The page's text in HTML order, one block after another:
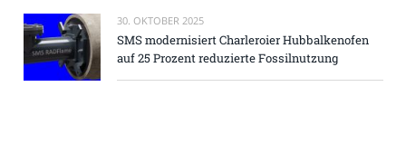
30. OKTOBER 2025
SMS modernisiert Charleroier Hubbalkenofen
auf 25 Prozent reduzierte Fossilnutzung